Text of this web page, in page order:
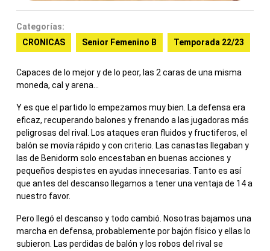
Categorías:
CRONICAS
Senior Femenino B Temporada 22/23
Capaces de lo mejor y de lo peor, las 2 caras de una misma
moneda, cal y arena…
Y es que el partido lo empezamos muy bien. La defensa era
eficaz, recuperando balones y frenando a las jugadoras más
peligrosas del rival. Los ataques eran fluidos y fructiferos, el
balón se movía rápido y con criterio. Las canastas llegaban y
las de Benidorm solo encestaban en buenas acciones y
pequeños despistes en ayudas innecesarias. Tanto es así
que antes del descanso llegamos a tener una ventaja de 14 a
nuestro favor.
Pero llegó el descanso y todo cambió. Nosotras bajamos una
marcha en defensa, probablemente por bajón físico y ellas lo
subieron. Las perdidas de balón y los robos del rival se